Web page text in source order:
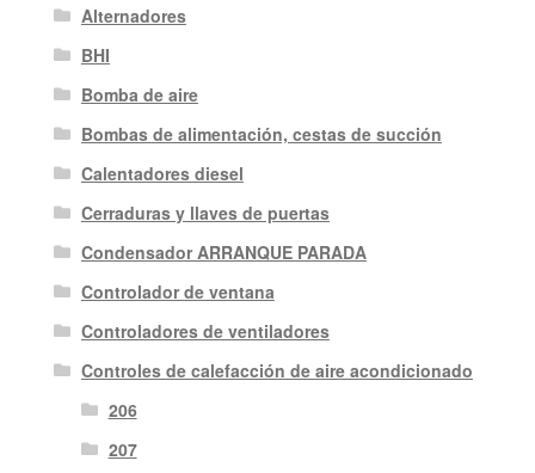
Alternadores
BHI
Bomba de aire
Bombas de alimentación, cestas de succión
Calentadores diesel
Cerraduras y llaves de puertas
Condensador ARRANQUE PARADA
Controlador de ventana
Controladores de ventiladores
Controles de calefacción de aire acondicionado
206
207